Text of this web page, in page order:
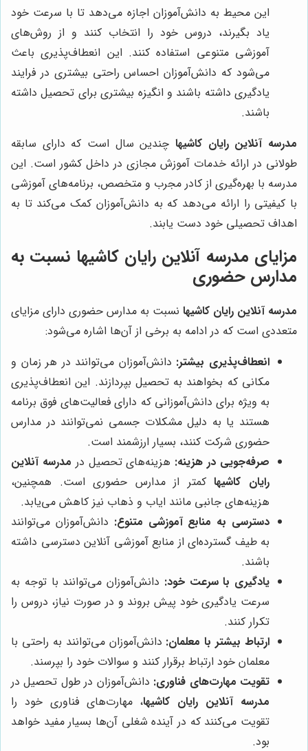
این محیط به دانش‌آموزان اجازه می‌دهد تا با سرعت خود
یاد بگیرند، دروس خود را انتخاب کنند و از روش‌های
آموزشی متنوعی استفاده کنند. این انعطاف‌پذیری باعث
می‌شود که دانش‌آموزان احساس راحتی بیشتری در فرایند
یادگیری داشته باشند و انگیزه بیشتری برای تحصیل داشته
باشند.
مدرسه آنلاین رایان کاشیها چندین سال است که دارای سابقه
طولانی در ارائه خدمات آموزش مجازی در داخل کشور است. این
مدرسه با بهره‌گیری از کادر مجرب و متخصص، برنامه‌های آموزشی
با کیفیتی را ارائه می‌دهد که به دانش‌آموزان کمک می‌کند تا به
اهداف تحصیلی خود دست یابند.
مزایای مدرسه آنلاین رایان کاشیها نسبت به
مدارس حضوری
مدرسه آنلاین رایان کاشیها نسبت به مدارس حضوری دارای مزایای
متعددی است که در ادامه به برخی از آن‌ها اشاره می‌شود:
انعطاف‌پذیری بیشتر: دانش‌آموزان می‌توانند در هر زمان و
مکانی که بخواهند به تحصیل بپردازند. این انعطاف‌پذیری
به ویژه برای دانش‌آموزانی که دارای فعالیت‌های فوق برنامه
هستند یا به دلیل مشکلات جسمی نمی‌توانند در مدارس
حضوری شرکت کنند، بسیار ارزشمند است.
صرفه‌جویی در هزینه: هزینه‌های تحصیل در مدرسه آنلاین
رایان کاشیهاکمتر از مدارس حضوری است. همچنین،
هزینه‌های جانبی مانند ایاب و ذهاب نیز کاهش می‌یابد.
دسترسی به منابع آموزشی متنوع: دانش‌آموزان می‌توانند
به طیف گسترده‌ای از منابع آموزشی آنلاین دسترسی داشته
باشند.
یادگیری با سرعت خود: دانش‌آموزان می‌توانند با توجه به
سرعت یادگیری خود پیش بروند و در صورت نیاز، دروس را
تکرار کنند.
ارتباط بیشتر با معلمان: دانش‌آموزان می‌توانند به راحتی با
معلمان خود ارتباط برقرار کنند و سوالات خود را بپرسند.
تقویت مهارت‌های فناوری: دانش‌آموزان در طول تحصیل در
مدرسه آنلاین رایان کاشیها، مهارت‌های فناوری خود را
تقویت می‌کنند که در آینده شغلی آن‌ها بسیار مفید خواهد
بود.